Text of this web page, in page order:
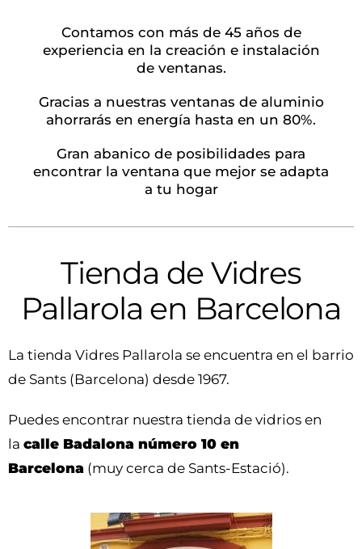
Contamos con más de 45 años de
experiencia en la creación e instalación
de ventanas.
Gracias a nuestras ventanas de aluminio
ahorrarás en energía hasta en un 80%.
Gran abanico de posibilidades para
encontrar la ventana que mejor se adapta
a tu hogar
Tienda de Vidres
Pallarola en Barcelona
La tienda Vidres Pallarola se encuentra en el barrio
de Sants (Barcelona) desde 1967.
Puedes encontrar nuestra tienda de vidrios en
la calle Badalona número 10 en
Barcelona (muy cerca de Sants-Estació).